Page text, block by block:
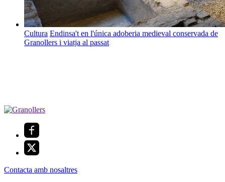
Cultura Endinsa't en l'única adoberia medieval conservada de
Granollers i viatja al passat
Contacta amb nosaltres